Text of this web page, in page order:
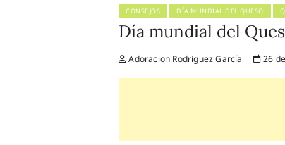
CONSEJOS DÍA MUNDIAL DEL QUESO
Día mundial del
Adoracion Rodríguez García 26